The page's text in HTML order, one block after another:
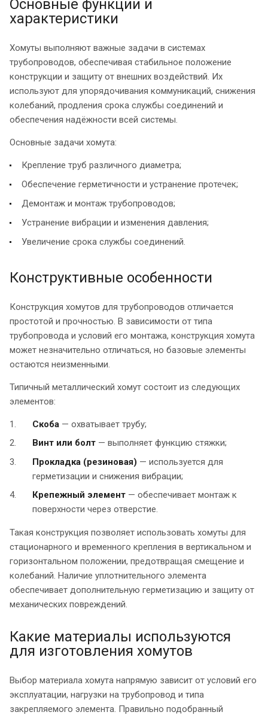
Основные функции и
характеристики
Хомуты выполняют важные задачи в системах
трубопроводов, обеспечивая стабильное положение
конструкции и защиту от внешних воздействий. Их
используют для упорядочивания коммуникаций, снижения
колебаний, продления срока службы соединений и
обеспечения надёжности всей системы.
Основные задачи хомута:
Крепление труб различного диаметра;
Обеспечение герметичности и устранение протечек;
Демонтаж и монтаж трубопроводов;
Устранение вибрации и изменения давления;
Увеличение срока службы соединений.
Конструктивные особенности
Конструкция хомутов для трубопроводов отличается
простотой и прочностью. В зависимости от типа
трубопровода и условий его монтажа, конструкция хомута
может незначительно отличаться, но базовые элементы
остаются неизменными.
Типичный металлический хомут состоит из следующих
элементов:
Скоба— охватывает трубу;
Винт или болт— выполняет функцию стяжки;
Прокладка (резиновая) — используется для
герметизации и снижения вибрации;
Крепежный элемент— обеспечивает монтаж к
поверхности через отверстие.
Такая конструкция позволяет использовать хомуты для
стационарного и временного крепления в вертикальном и
горизонтальном положении, предотвращая смещение и
колебаний. Наличие уплотнительного элемента
обеспечивает дополнительную герметизацию и защиту от
механических повреждений.
Какие материалы используются
для изготовления хомутов
Выбор материала хомута напрямую зависит от условий его
эксплуатации, нагрузки на трубопровод и типа
закрепляемого элемента. Правильно подобранный